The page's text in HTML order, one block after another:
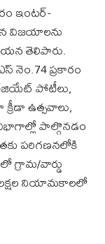
ఇంటర్-
విజయాలను
తెలిపారు.
నెం.74 ప్రకారం
పోటీలు,
ఉత్సవాలు,
పాల్గొనడం
పరిగణనలోకి
గ్రామ/వార్డు
నియామకాలలో